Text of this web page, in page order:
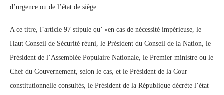
d’urgence ou de l’état de siège.
A ce titre, l’article 97 stipule qu’ «en cas de nécessité impérieuse, le
Haut Conseil de Sécurité réuni, le Président du Conseil de la Nation, le
Président de l’Assemblée Populaire Nationale, le Premier ministre ou le
Chef du Gouvernement, selon le cas, et le Président de la Cour
constitutionnelle consultés, le Président de la République décrète l’état